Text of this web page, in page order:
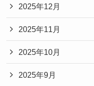
2025年12月
2025年11月
2025年10月
2025年9月